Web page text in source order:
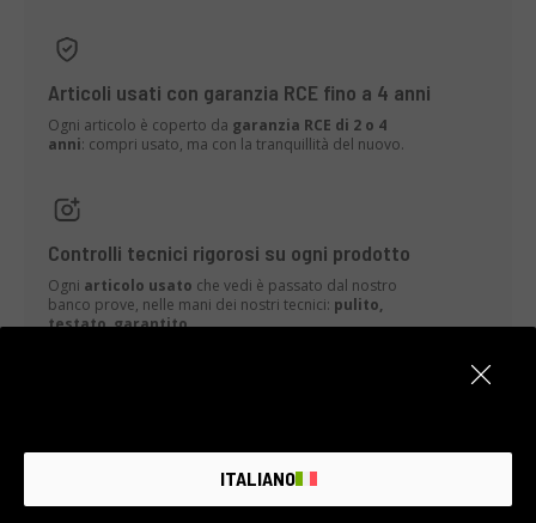
Articoli usati con garanzia RCE fino a 4 anni
Ogni articolo è coperto da garanzia RCE di 2 o 4
anni: compri usato, ma con la tranquillità del nuovo.
Controlli tecnici rigorosi su ogni prodotto
Ogni articolo usato che vedi è passato dal nostro
banco prove, nelle mani dei nostri tecnici: pulito,
testato, garantito.
scelta green: meno sprechi,più valore, per te e
per l’ambiente.
ITALIANO